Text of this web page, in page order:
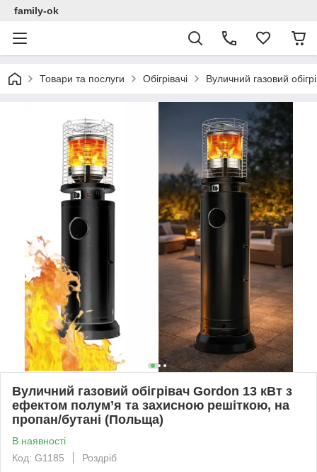
family-ok
Товари та послуги Обігрівачі Вуличний газовий
Вуличний газовий обігрівач Gordon 13 кВт з
ефектом полум’я та захисною решіткою, на
пропан/бутані (Польща)
В наявності
Код: G1185
Роздріб